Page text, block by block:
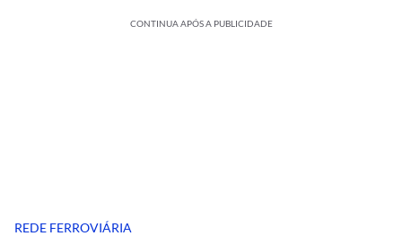
CONTINUA APÓS A PUBLICIDADE
REDE FERROVIÁRIA